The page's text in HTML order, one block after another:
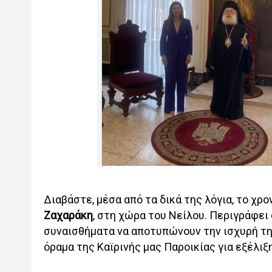
Διαβάστε, μέσα από τα δικά της λόγια, το
Ζαχαράκη, στη χώρα του Νείλου.
συναισθήματα να αποτυπώνουν την ισχυρή
όραμα της Καϊρινής μας Παροικίας για